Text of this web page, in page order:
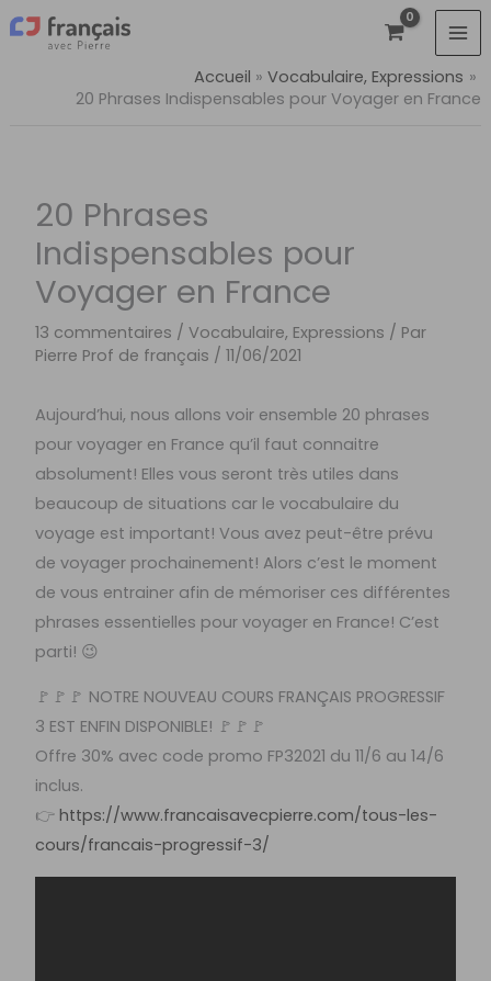
Aller
au
Accueil
Vocabulaire, Expressions
20 Phrases Indispensables pour Voyager en France
20 Phrases
Indispensables pour
Voyager en France
13 commentaires /Vocabulaire, Expressions / Par
Pierre Prof de français /11/06/2021
Aujourd’hui, nous allons voir ensemble 20 phrases
pour voyager en France qu’il faut connaitre
absolument! Elles vous seront très utiles dans
beaucoup de situations car le vocabulaire du
voyage est important! Vous avez peut-être prévu
de voyager prochainement! Alors c’est le moment
de vous entrainer afin de mémoriser ces différentes
phrases essentielles pour voyager en France! C’est
parti! 😉
🚩🚩🚩 NOTRE NOUVEAU COURS FRANÇAIS PROGRESSIF
3 EST ENFIN DISPONIBLE! 🚩🚩🚩
Offre 30% avec code promo FP32021 du 11/6 au 14/6
inclus.
👉https://www.francaisavecpierre.com/tous-les-
cours/francais-progressif-3/